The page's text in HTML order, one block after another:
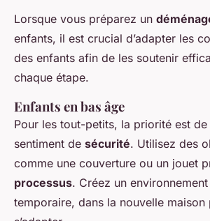
Lorsque vous préparez un
enfants, il est crucial d’adapter les
des enfants afin de les soutenir
chaque étape.
Enfants en bas âge
Pour les tout-petits, la priorité est de
sentiment de sécurité. Utilisez des
comme une couverture ou un jouet
processus. Créez un
temporaire, dans la nouvelle maison